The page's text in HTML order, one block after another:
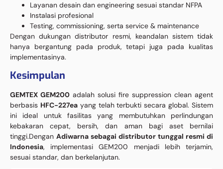
Layanan desain dan engineering sesuai standar NFPA
Instalasi profesional
Testing, commissioning, serta service & maintenance
Dengan dukungan distributor resmi, keandalan sistem tidak
hanya bergantung pada produk, tetapi juga pada kualitas
implementasinya.
Kesimpulan
GEMTEX GEM200 adalah solusi fire suppression clean agent
berbasis HFC-227eayang telah terbukti secara global. Sistem
ini ideal untuk fasilitas yang membutuhkan perlindungan
kebakaran cepat, bersih, dan aman bagi aset bernilai
tinggi.Dengan Adiwarna sebagai distributor tunggal resmi di
Indonesia, implementasi GEM200 menjadi lebih terjamin,
sesuai standar, dan berkelanjutan.